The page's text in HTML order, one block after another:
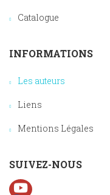
Catalogue
INFORMATIONS
Les auteurs
Liens
Mentions Légales
SUIVEZ-NOUS